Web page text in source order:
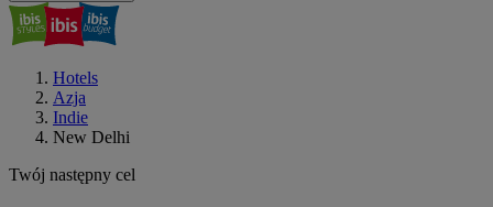
Hotels
Azja
Indie
New Delhi
Twój następny cel